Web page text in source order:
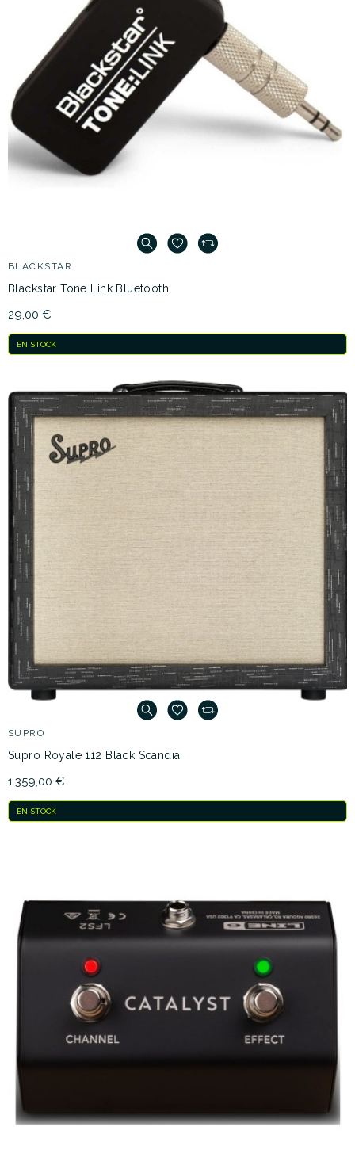
BLACKSTAR
Blackstar Tone Link Bluetooth
29,00 €
EN STOCK
SUPRO
Supro Royale 112 Black Scandia
1.359,00 €
EN STOCK